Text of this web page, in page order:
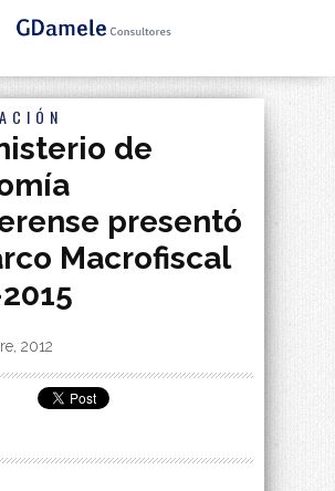
de
presentó
Macrofiscal
2012